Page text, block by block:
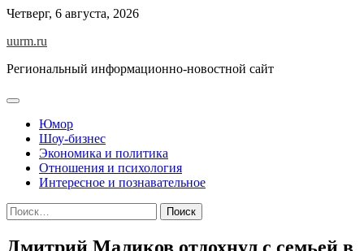
Skip
content
Четверг, 6 августа, 2026
uurm.ru
Региональный информационно-новостной сайт
Юмор
Шоу-бизнес
Экономика и политика
Отношения и психология
Интересное и познавательное
Найти: